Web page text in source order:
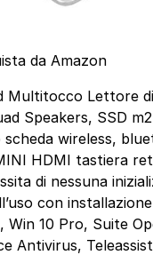
da Amazon
Multitocco Lettore
Speakers, SSD
wireless,
HDMI tastiera
di nessuna
con
Win 10 Pro, Suite
Antivirus,